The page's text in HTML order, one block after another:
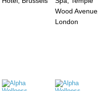
Wood Avenue,
London